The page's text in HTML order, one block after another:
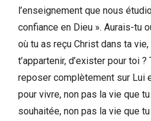
l’enseignement que nous
confiance en Dieu ». Aurais-tu
où tu as reçu Christ dans ta
t’appartenir, d’exister pour toi
reposer complètement sur Lui
pour vivre, non pas la vie que
souhaitée, non pas la vie que